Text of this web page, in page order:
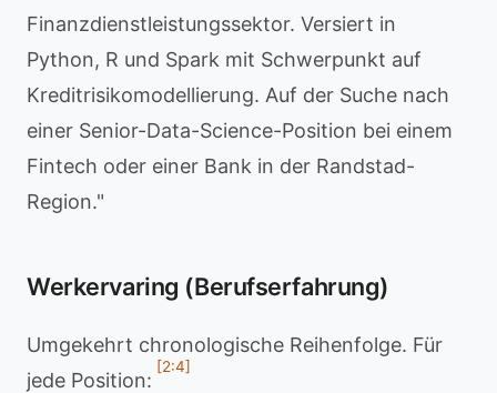
Finanzdienstleistungssektor. Versiert in
Python, R und Spark mit Schwerpunkt auf
Kreditrisikomodellierung. Auf der Suche nach
einer Senior-Data-Science-Position bei einem
Fintech oder einer Bank in der Randstad-
Region."
Werkervaring (Berufserfahrung)
Umgekehrt chronologische Reihenfolge. Für
jede Position:
[2:4]